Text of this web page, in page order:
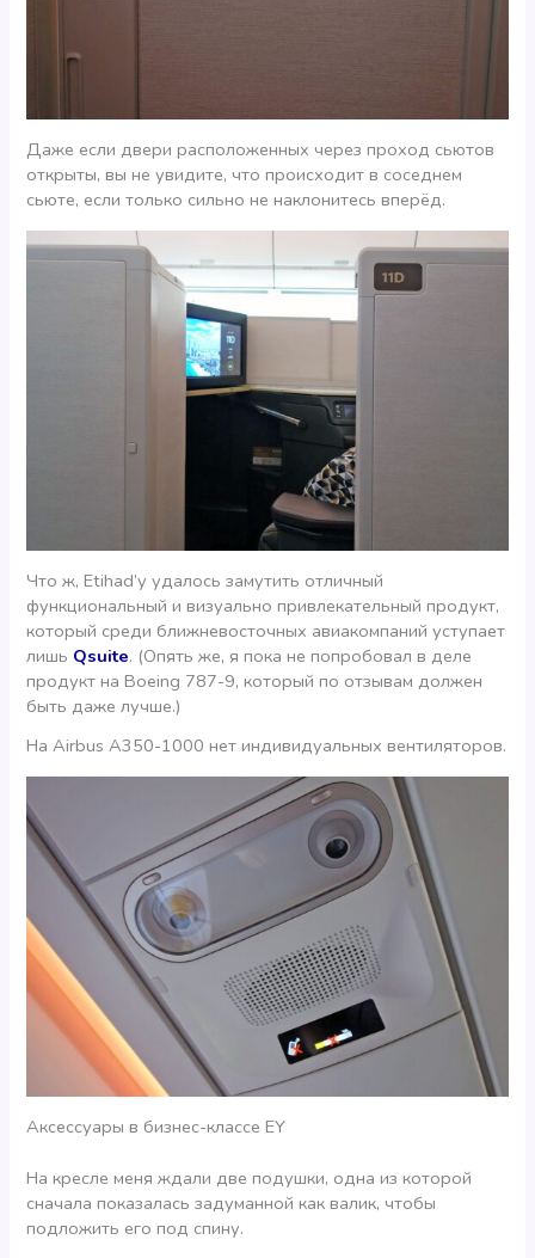
Даже если двери расположенных через проход сьютов
открыты, вы не увидите, что происходит в соседнем
сьюте, если только сильно не наклонитесь вперёд.
Что ж, Etihad’у удалось замутить отличный
функциональный и визуально привлекательный продукт,
который среди ближневосточных авиакомпаний уступает
лишь Qsuite. (Опять же, я пока не попробовал в деле
продукт на Boeing 787-9, который по отзывам должен
быть даже лучше.)
На Airbus A350-1000 нет индивидуальных вентиляторов.
Аксессуары в бизнес-классе EY
На кресле меня ждали две подушки, одна из которой
сначала показалась задуманной как валик, чтобы
подложить его под спину.